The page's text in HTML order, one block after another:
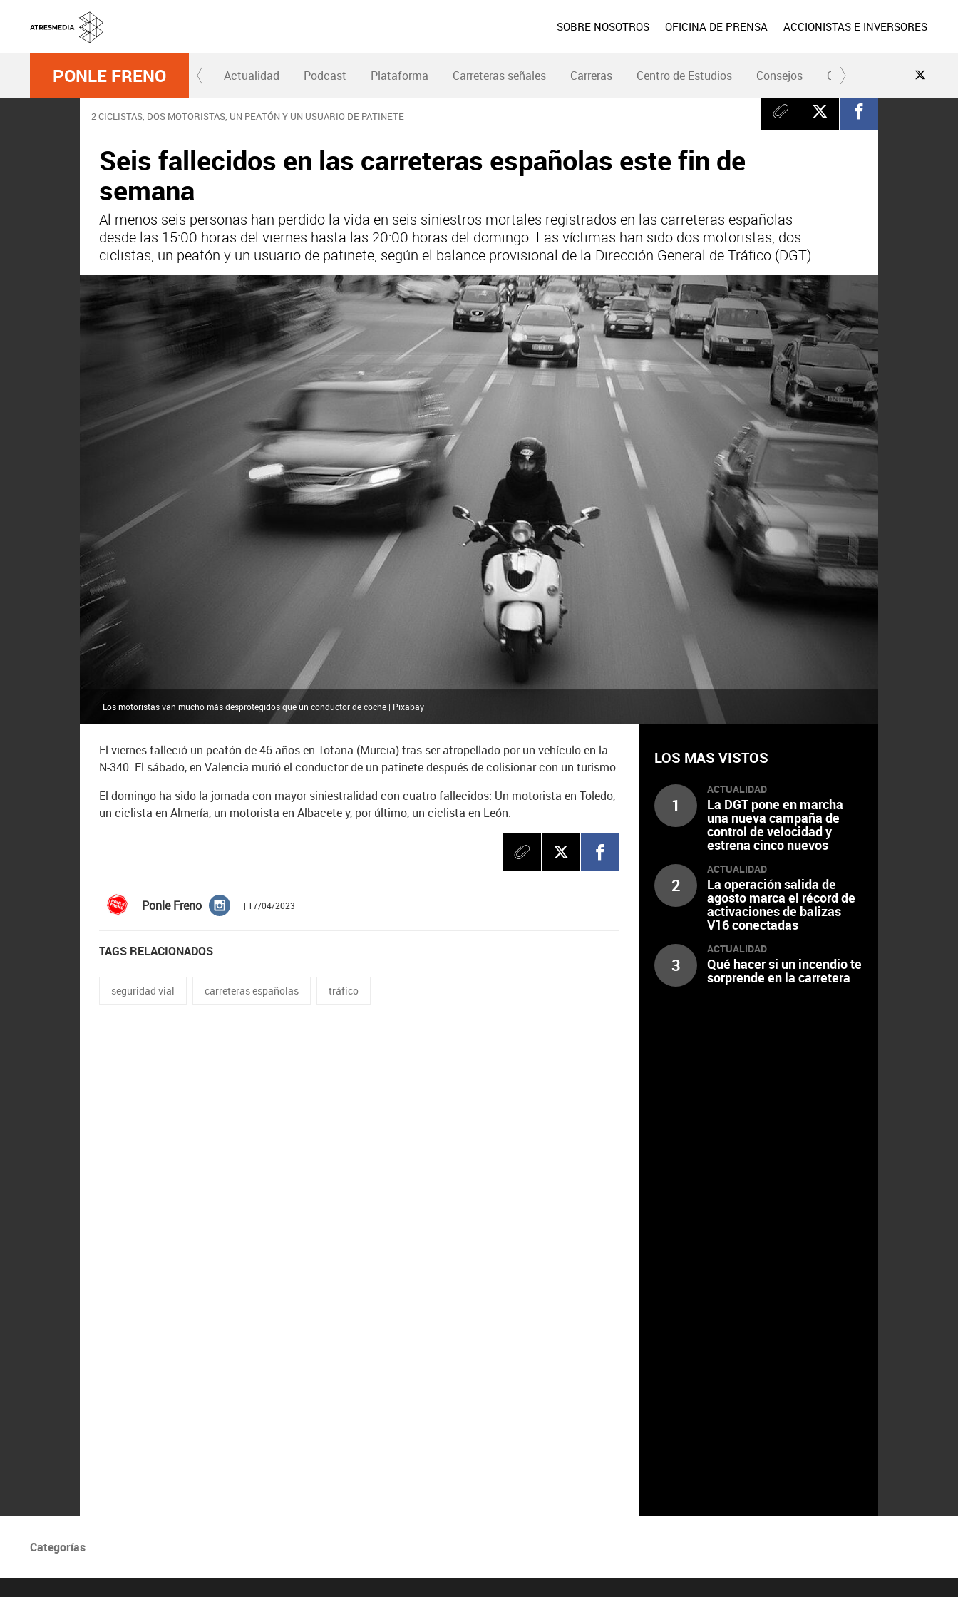
SOBRE NOSOTROS OFICINA DE PRENSA ACCIONISTAS E INVERSORES
PONLE FRENO Actualidad Podcast Plataforma Carreteras señales Carreras Centro de Estudios Consejos Conduce Seguro
2 CICLISTAS, DOS MOTORISTAS, UN PEATÓN Y UN USUARIO DE PATINETE
Seis fallecidos en las carreteras españolas este fin de
semana
Al menos seis personas han perdido la vida en seis siniestros mortales registrados en las carreteras españolas
desde las 15:00 horas del viernes hasta las 20:00 horas del domingo. Las víctimas han sido dos motoristas, dos
ciclistas, un peatón y un usuario de patinete, según el balance provisional de la Dirección General de Tráfico (DGT).
Los motoristas van mucho más desprotegidos que un conductor de coche | Pixabay
El viernes falleció un peatón de 46 años en Totana (Murcia) tras ser atropellado por un vehículo en la
N-340. El sábado, en Valencia murió el conductor de un patinete después de colisionar con un turismo.
El domingo ha sido la jornada con mayor siniestralidad con cuatro fallecidos: Un motorista en Toledo,
un ciclista en Almería, un motorista en Albacete y, por último, un ciclista en León.
Ponle Freno | 17/04/2023
TAGS RELACIONADOS
seguridad vial carreteras españolas tráfico
LOS MAS VISTOS
1
ACTUALIDAD
La DGT pone en marcha
una nueva campaña de
control de velocidad y
estrena cinco nuevos
2
ACTUALIDAD
La operación salida de
agosto marca el récord de
activaciones de balizas
V16 conectadas
3
ACTUALIDAD
Qué hacer si un incendio te
sorprende en la carretera
Categorías